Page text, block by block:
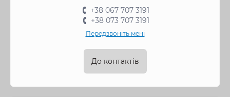
+38 067 707 3191
+38 073 707 3191
Передзвоніть мені
До контактів